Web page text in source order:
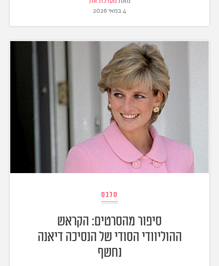
4 במאי 2026
סלבס
סיפור מהסרטים: הקראש
ההוליוודי הסודי של הנסיכה דיאנה
נחשף